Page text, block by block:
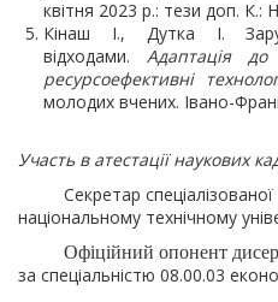
квітня 2023 р.: тези доп. К.:
Кінаш І.,
Дутка І.
відходами. Адаптація
ресурсоефективні
молодих вчених. Івано-
Участь в атестації наукових
Секретар
національному технічному
Офіційний опонент
за спеціальністю 08.00.03